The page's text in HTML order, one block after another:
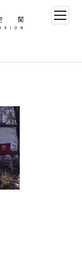
open
menu